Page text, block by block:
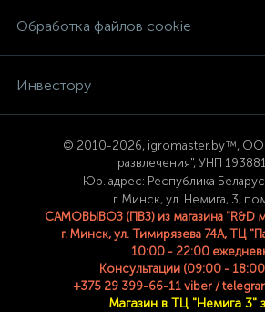
Обработка файлов cookie
Инвестору
© 2010-2026, igromaster.by™,
развлечения", УНП
Юр. адрес: Республика
г. Минск, ул. Немига, 3,
САМОВЫВОЗ (ПВЗ) из магазина "R&D
г. Минск, ул. Тимирязева 74A, ТЦ
10:00 - 22:00
Консультации (09:00 -
+375 29 399-66-11 viber /
Магазин в ТЦ "Немига 3"